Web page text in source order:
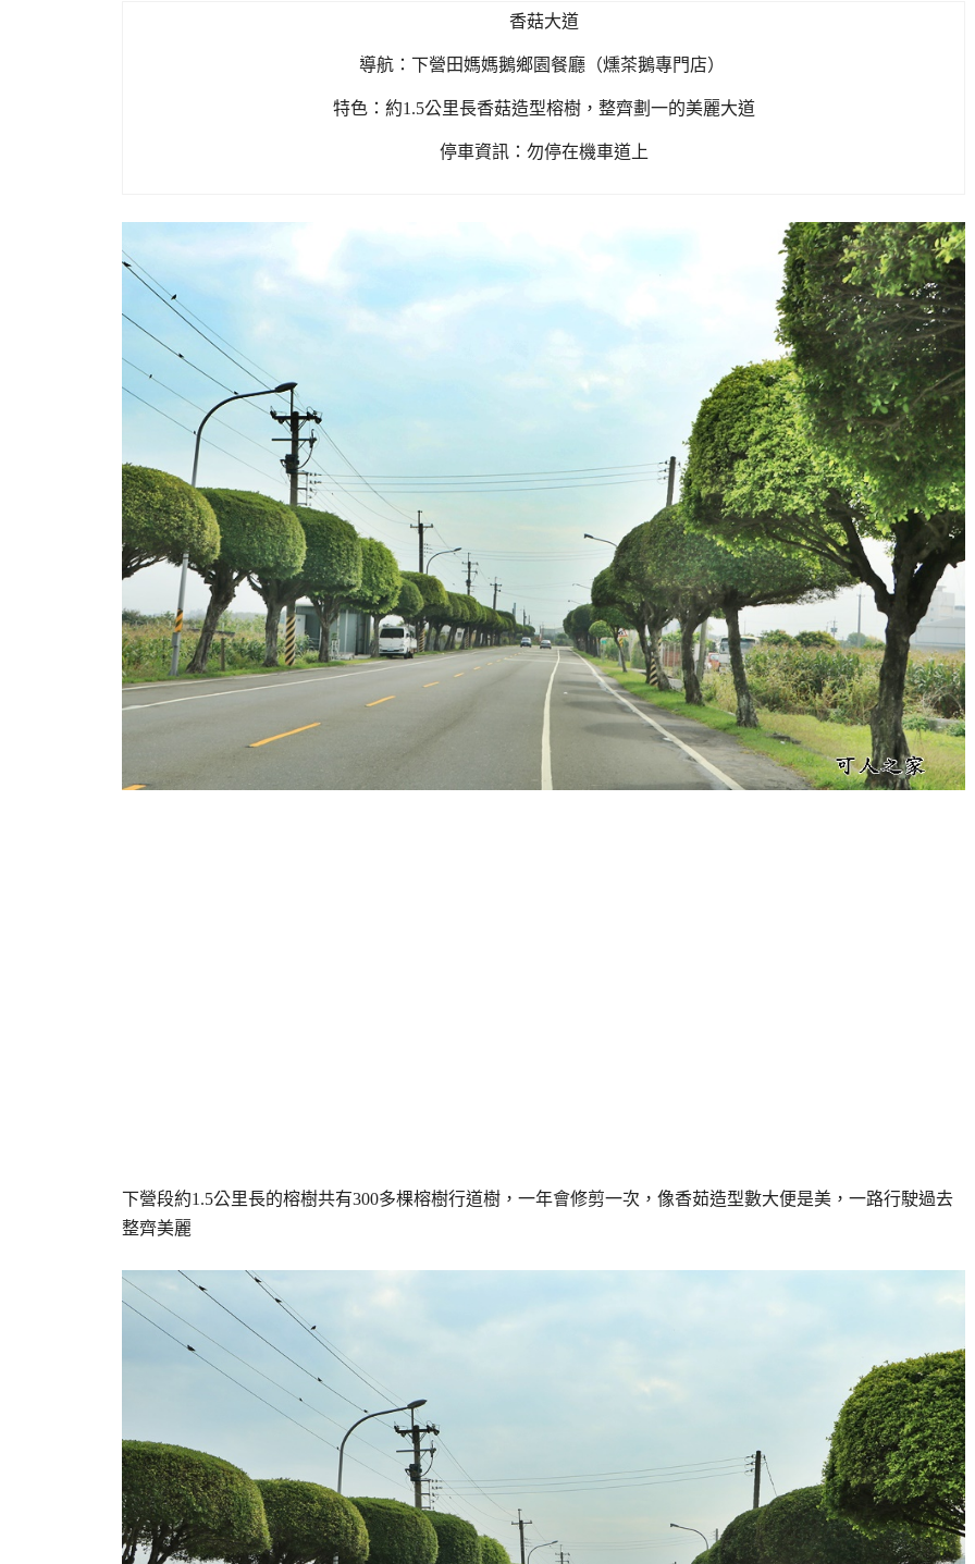
香菇大道
導航：下營田媽媽鵝鄉園餐廳（燻茶鵝專門店）
特色：約1.5公里長香菇造型榕樹，整齊劃一的美麗大道
停車資訊：勿停在機車道上
下營段約1.5公里長的榕樹共有300多棵榕樹行道樹，一年會修剪一次，像香茹造型數大便是美，一路行駛過去
整齊美麗